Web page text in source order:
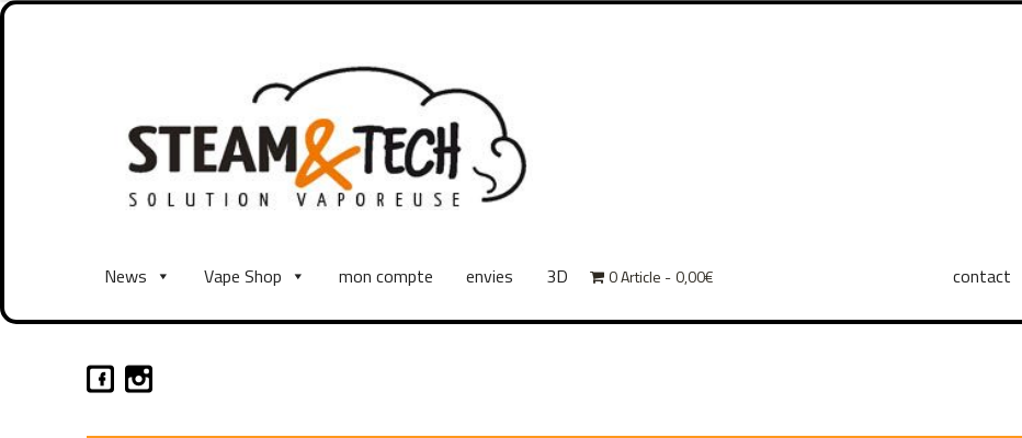
contact
News Vape Shop mon compte envies 3D 0 Article 0,00€